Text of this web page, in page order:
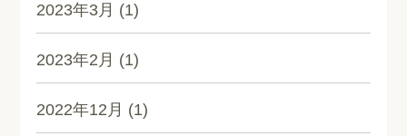
2023年3月 (1)
2023年2月 (1)
2022年12月 (1)